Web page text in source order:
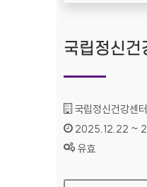
국립정신건
기관명 :
국립정신건강센터
인증기간 :
2025.12.22 ~
상태 :
유효